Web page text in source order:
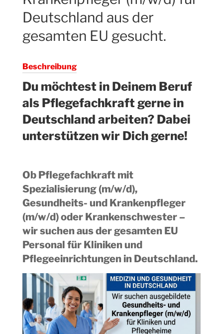
Deutschland aus der
gesamten EU gesucht.
Beschreibung
Du möchtest in Deinem Beruf
als Pflegefachkraft gerne in
Deutschland arbeiten? Dabei
unterstützen wir Dich gerne!
Ob Pflegefachkraft mit
Spezialisierung (m/w/d),
Gesundheits- und Krankenpfleger
(m/w/d) oder Krankenschwester –
wir suchen aus der gesamten EU
Personal für Kliniken und
Pflegeeinrichtungen in Deutschland.